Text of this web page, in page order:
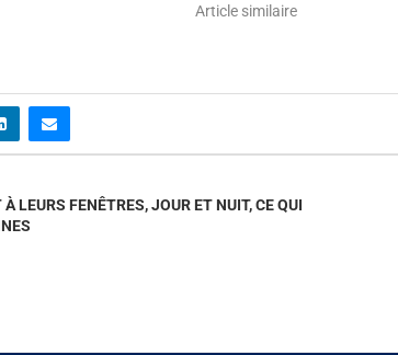
Article similaire
LEURS FENÊTRES, JOUR ET NUIT, CE QUI